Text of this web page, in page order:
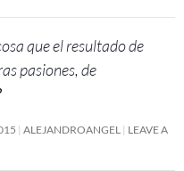
que el resultado de
pasiones, de
ALEJANDROANGEL
LEAVE A